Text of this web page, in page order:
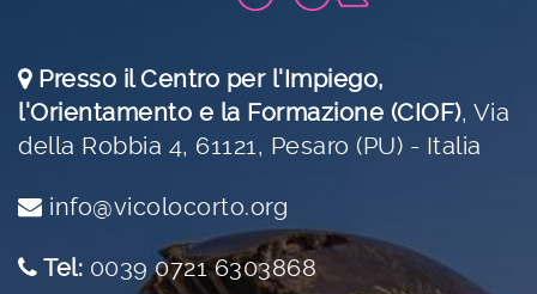
Presso il Centro per l'Impiego,
l'Orientamento e la Formazione (CIOF), Via
della Robbia 4, 61121, Pesaro (PU) - Italia
info@vicolocorto.org
Tel: 0039 0721 6303868